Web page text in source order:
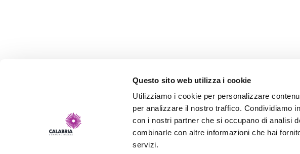
Questo sito web utilizza i cookie
Utilizziamo i cookie per personalizzare
per analizzare il nostro traffico. Condividiamo
con i nostri partner che si occupano di analisi
combinarle con altre informazioni che hai
servizi.